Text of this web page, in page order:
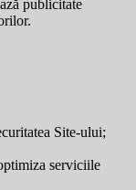
publicitate
Site-ului;
serviciile